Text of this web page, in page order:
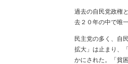
過去の自民党政権
去２０年の中で唯
民主党の多く、自
拡大」は止まり、
かにされた。「貧